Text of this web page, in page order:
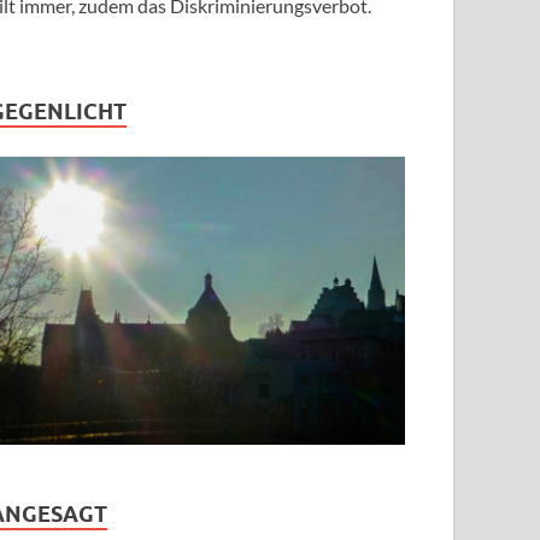
immer, zudem das Diskriminierungsverbot.